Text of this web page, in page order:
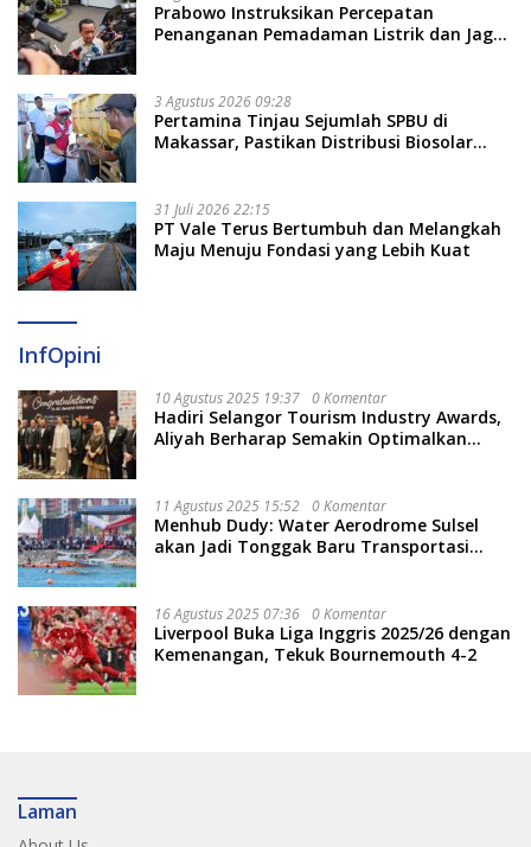
Prabowo Instruksikan Percepatan
Penanganan Pemadaman Listrik dan Jaga
3 Agustus 2026 09:28
Pertamina Tinjau Sejumlah SPBU di
Makassar, Pastikan Distribusi Biosolar
31 Juli 2026 22:15
PT Vale Terus Bertumbuh dan Melangkah
Maju Menuju Fondasi yang Lebih Kuat
InfOpini
10 Agustus 2025 19:37 0 Komentar
Hadiri Selangor Tourism Industry Awards,
Aliyah Berharap Semakin Optimalkan
11 Agustus 2025 15:52 0 Komentar
Menhub Dudy: Water Aerodrome Sulsel
akan Jadi Tonggak Baru Transportasi
16 Agustus 2025 07:36 0 Komentar
Liverpool Buka Liga Inggris 2025/26 dengan
Kemenangan, Tekuk Bournemouth 4-2
Laman